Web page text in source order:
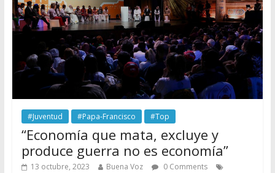
#Juventud #Papa-Francisco #Top
“Economía que mata, excluye y
produce guerra no es economía”
13 octubre, 2023 Buena Voz
0 Comments